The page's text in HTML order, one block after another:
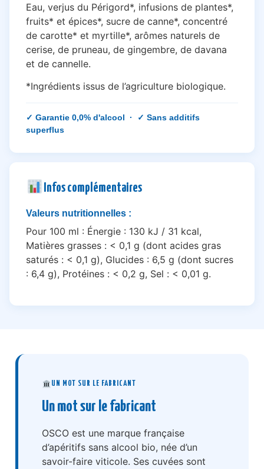
Eau, verjus du Périgord*, infusions de plantes*,
fruits* et épices*, sucre de canne*, concentré
de carotte* et myrtille*, arômes naturels de
cerise, de pruneau, de gingembre, de davana
et de cannelle.
*Ingrédients issus de l’agriculture biologique.
✓ Garantie 0,0% d'alcool · ✓ Sans additifs
superflus
Infos complémentaires
Valeurs nutritionnelles :
Pour 100 ml : Énergie : 130 kJ / 31 kcal,
Matières grasses : < 0,1 g (dont acides gras
saturés : < 0,1 g), Glucides : 6,5 g (dont sucres
: 6,4 g), Protéines : < 0,2 g, Sel : < 0,01 g.
UN MOT SUR LE FABRICANT
Un mot sur le fabricant
OSCO est une marque française
d’apéritifs sans alcool bio, née d’un
savoir-faire viticole. Ses cuvées sont